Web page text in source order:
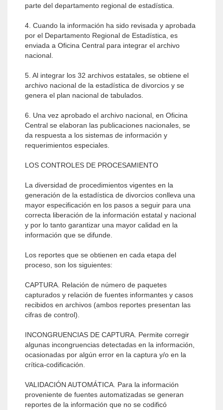
parte del departamento regional de estadística.
4. Cuando la información ha sido revisada y aprobada
por el Departamento Regional de Estadística, es
enviada a Oficina Central para integrar el archivo
nacional.
5. Al integrar los 32 archivos estatales, se obtiene el
archivo nacional de la estadística de divorcios y se
genera el plan nacional de tabulados.
6. Una vez aprobado el archivo nacional, en Oficina
Central se elaboran las publicaciones nacionales, se
da respuesta a los sistemas de información y
requerimientos especiales.
LOS CONTROLES DE PROCESAMIENTO
La diversidad de procedimientos vigentes en la
generación de la estadística de divorcios conlleva una
mayor especificación en los pasos a seguir para una
correcta liberación de la información estatal y nacional
y por lo tanto garantizar una mayor calidad en la
información que se difunde.
Los reportes que se obtienen en cada etapa del
proceso, son los siguientes:
CAPTURA. Relación de número de paquetes
capturados y relación de fuentes informantes y casos
recibidos en archivos (ambos reportes presentan las
cifras de control).
INCONGRUENCIAS DE CAPTURA. Permite corregir
algunas incongruencias detectadas en la información,
ocasionadas por algún error en la captura y/o en la
crítica-codificación.
VALIDACIÓN AUTOMÁTICA. Para la información
proveniente de fuentes automatizadas se generan
reportes de la información que no se codificó